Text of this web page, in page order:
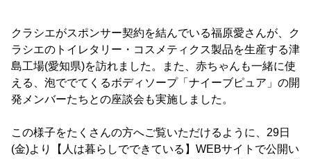
クラシエがスポンサー契約を結んでいる福原愛さんが、ク
ラシエのトイレタリー・コスメティクス製品を生産する津
島工場(愛知県)を訪れました。また、赤ちゃんも一緒に使
える、泡ででてくるボディソープ「ナイーブピュア」の開
発メンバーたちとの座談会も実施しました。
この様子をたくさんの方へご覧いただけるように、29日
(金)より【人は暮らしでできている】WEBサイトで公開い